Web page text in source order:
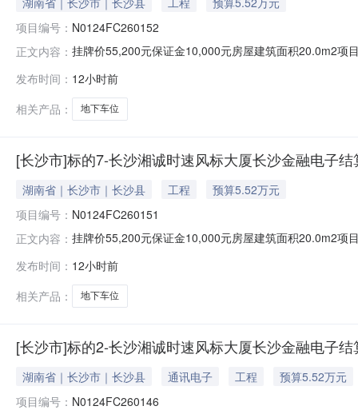
项目编号： N0124FC260152
正文内容： 挂牌价55,200元保证金10,000元房屋建筑面积20.0m2项
心地下车位11号基本属性房屋建筑面积约（㎡）20.00
发布时间： 12小时前
相关产品：
地下车位
[长沙市]标的7-长沙湘诚时速风标大厦长沙金融电子
湖南省｜长沙市｜长沙县 工程
预算5.52万元
项目编号： N0124FC260151
正文内容： 挂牌价55,200元保证金10,000元房屋建筑面积20.0m2项
心地下车位10号基本属性房屋建筑面积约（㎡）20.00
发布时间： 12小时前
相关产品：
地下车位
[长沙市]标的2-长沙湘诚时速风标大厦长沙金融电子
湖南省｜长沙市｜长沙县 通讯电子 工程
预算5.52万元
项目编号： N0124FC260146